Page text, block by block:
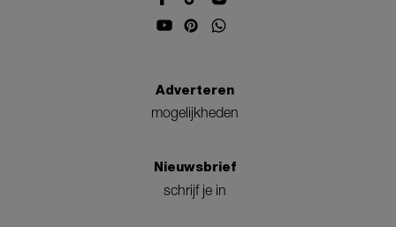
Adverteren
mogelijkheden
Nieuwsbrief
schrijf je in